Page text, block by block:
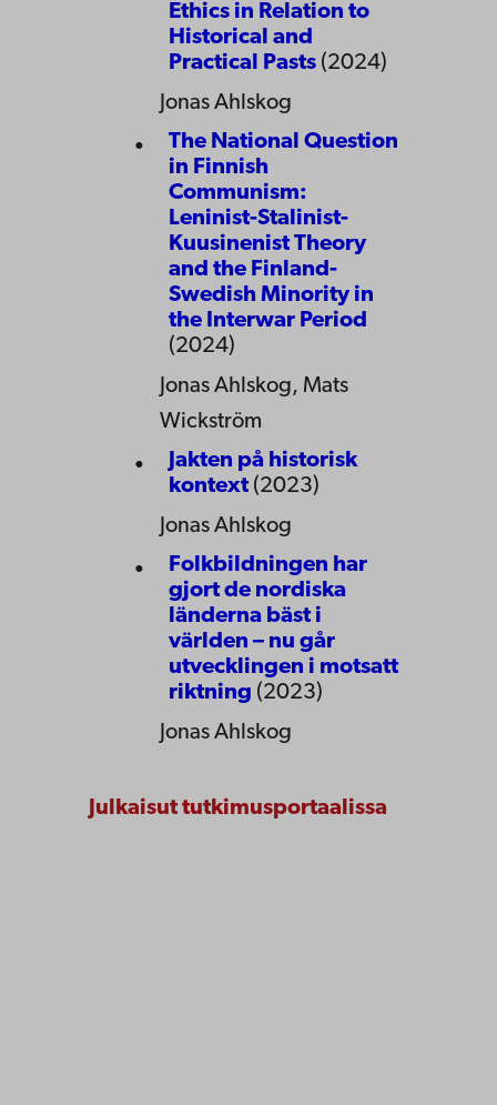
Ethics in Relation to
Historical and
Practical Pasts (2024)
Jonas Ahlskog
The National Question
in Finnish
Communism:
Leninist-Stalinist-
Kuusinenist Theory
and the Finland-
Swedish Minority in
the Interwar Period
(2024)
Jonas Ahlskog, Mats
Wickström
Jakten på historisk
kontext (2023)
Jonas Ahlskog
Folkbildningen har
gjort de nordiska
länderna bäst i
världen – nu går
utvecklingen i motsatt
riktning (2023)
Jonas Ahlskog
Julkaisut tutkimusportaalissa